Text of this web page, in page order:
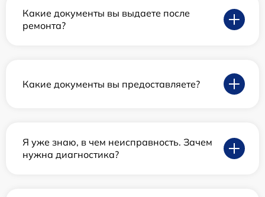
Какие документы вы выдаете после
ремонта?
Какие документы вы предоставляете?
Я уже знаю, в чем неисправность. Зачем
нужна диагностика?